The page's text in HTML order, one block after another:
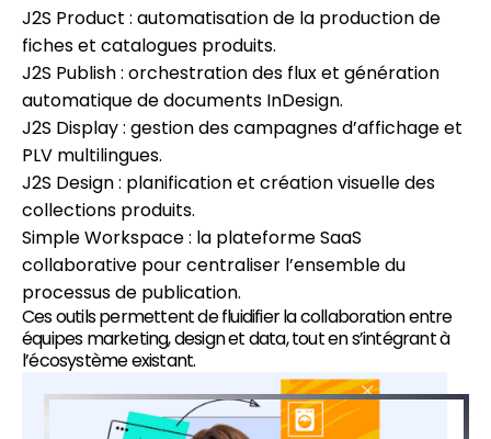
J2S Product : automatisation de la production de
fiches et catalogues produits.
J2S Publish : orchestration des flux et génération
automatique de documents InDesign.
J2S Display : gestion des campagnes d’affichage et
PLV multilingues.
J2S Design : planification et création visuelle des
collections produits.
Simple Workspace : la plateforme SaaS
collaborative pour centraliser l’ensemble du
processus de publication.
Ces outils permettent de fluidifier la collaboration entre
équipes marketing, design et data, tout en s’intégrant à
l’écosystème existant.